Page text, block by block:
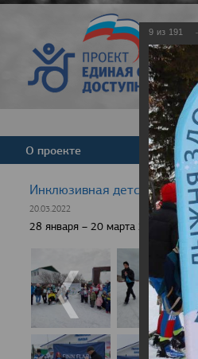
О проекте Команда
Инклюзивная детская
20.03.2022
28 января – 20 марта 2022 г., 10
9 из 191